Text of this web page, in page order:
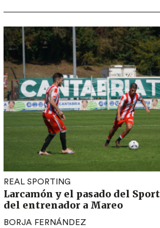
REAL SPORTING
Larcamón y el pasado del
del entrenador a Mareo
BORJA FERNÁNDEZ